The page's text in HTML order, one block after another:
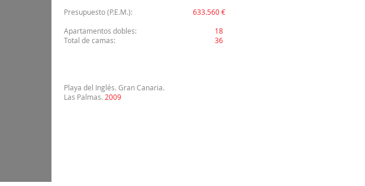
Presupuesto (P.E.M.): 633.560 €
Apartamentos dobles:
18
Total de camas: 36
Playa del Inglés. Gran Canaria.
Las Palmas. 2009